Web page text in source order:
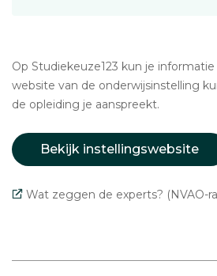
Op Studiekeuze123 kun je
website van de onderwijsinstelling
de opleiding je aanspreekt.
Bekijk instellingswebsite
Wat zeggen de experts? (NVAO-